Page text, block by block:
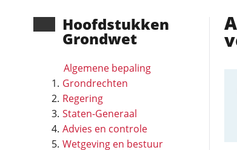
Hoofd­stukken
Grondwet
Algemene bepaling
Grondrechten
Regering
Staten-Generaal
Advies en controle
Wetgeving en bestuur